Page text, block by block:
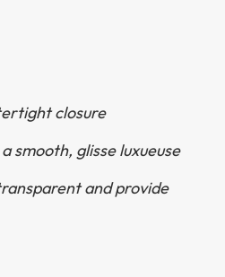
closure
smooth, glisse luxueuse
and provide